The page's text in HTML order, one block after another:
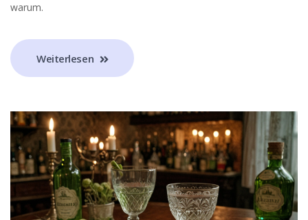
warum.
Weiterlesen